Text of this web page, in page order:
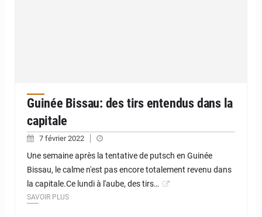
Guinée Bissau: des tirs entendus dans la
capitale
7 février 2022
Une semaine après la tentative de putsch en Guinée
Bissau, le calme n'est pas encore totalement revenu dans
la capitale.Ce lundi à l'aube, des tirs…
SAVOIR PLUS